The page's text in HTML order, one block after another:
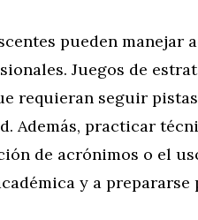
pueden manejar
Juegos de
requieran seguir
Además, practicar
de acrónimos o el
y a